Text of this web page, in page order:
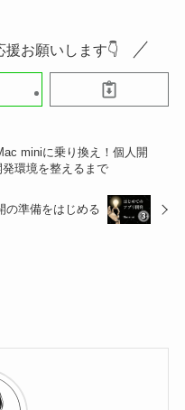
お願いします👇
miniに乗り換え！個人開
環境を整えるまで
の準備をはじめる